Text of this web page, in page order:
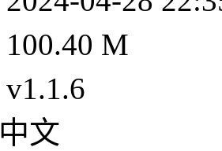
100.40 M
v1.1.6
中文